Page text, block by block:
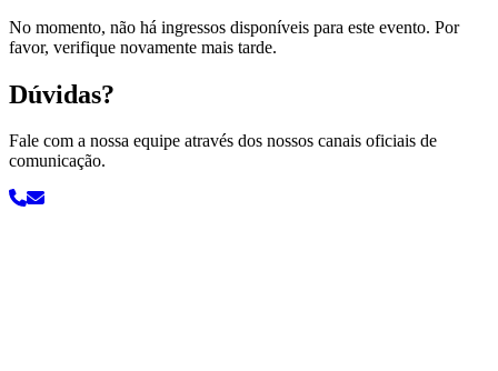
No momento, não há ingressos disponíveis para este evento. Por
favor, verifique novamente mais tarde.
Dúvidas?
Fale com a nossa equipe através dos nossos canais oficiais de
comunicação.